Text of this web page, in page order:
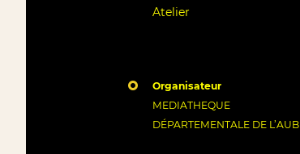
Atelier
Organisateur
MEDIATHEQUE
DÉPARTEMENTALE DE